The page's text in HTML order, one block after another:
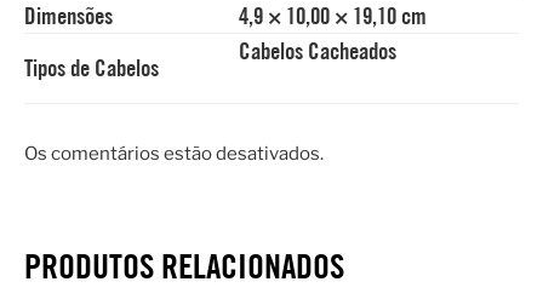
Dimensões
4,9 × 10,00 × 19,10 cm
Tipos de Cabelos
Cabelos Cacheados
Os comentários estão desativados.
PRODUTOS RELACIONADOS